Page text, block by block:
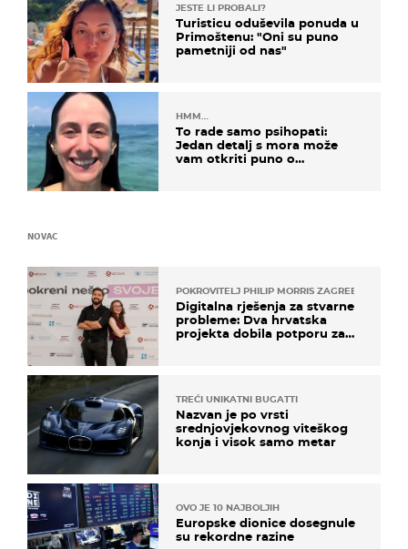
JESTE LI PROBALI?
Turisticu oduševila ponuda u
Primoštenu: "Oni su puno
pametniji od nas"
HMM…
To rade samo psihopati:
Jedan detalj s mora može
vam otkriti puno o
NOVAC
POKROVITELJ PHILIP MORRIS ZAGREB
Digitalna rješenja za stvarne
probleme: Dva hrvatska
projekta dobila potporu za
TREĆI UNIKATNI BUGATTI
Nazvan je po vrsti
srednjovjekovnog viteškog
konja i visok samo metar
OVO JE 10 NAJBOLJIH
Europske dionice dosegnule
su rekordne razine